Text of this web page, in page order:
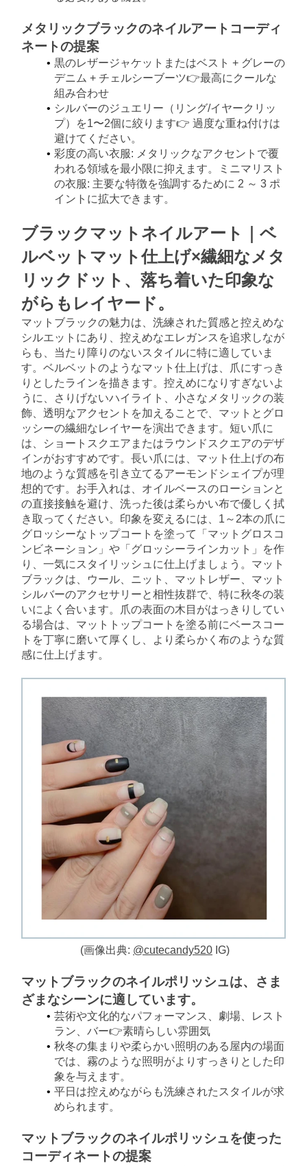
メタリックブラックのネイルアートコーディ
ネートの提案
黒のレザージャケットまたはベスト + グレーの
デニム + チェルシーブーツ👉最高にクールな
組み合わせ
シルバーのジュエリー（リング/イヤークリッ
プ）を1〜2個に絞ります👉 過度な重ね付けは
避けてください。
彩度の高い衣服: メタリックなアクセントで覆
われる領域を最小限に抑えます。ミニマリスト
の衣服: 主要な特徴を強調するために 2 ～ 3 ポ
イントに拡大できます。
ブラックマットネイルアート｜ベ
ルベットマット仕上げ×繊細なメタ
リックドット、落ち着いた印象な
がらもレイヤード。
マットブラックの魅力は、洗練された質感と控えめな
シルエットにあり、控えめなエレガンスを追求しなが
らも、当たり障りのないスタイルに特に適していま
す。ベルベットのようなマット仕上げは、爪にすっき
りとしたラインを描きます。控えめになりすぎないよ
うに、さりげないハイライト、小さなメタリックの装
飾、透明なアクセントを加えることで、マットとグロ
ッシーの繊細なレイヤーを演出できます。短い爪に
は、ショートスクエアまたはラウンドスクエアのデザ
インがおすすめです。長い爪には、マット仕上げの布
地のような質感を引き立てるアーモンドシェイプが理
想的です。お手入れは、オイルベースのローションと
の直接接触を避け、洗った後は柔らかい布で優しく拭
き取ってください。印象を変えるには、1～2本の爪に
グロッシーなトップコートを塗って「マットグロスコ
ンビネーション」や「グロッシーラインカット」を作
り、一気にスタイリッシュに仕上げましょう。マット
ブラックは、ウール、ニット、マットレザー、マット
シルバーのアクセサリーと相性抜群で、特に秋冬の装
いによく合います。爪の表面の木目がはっきりしてい
る場合は、マットトップコートを塗る前にベースコー
トを丁寧に磨いて厚くし、より柔らかく布のような質
感に仕上げます。
(画像出典: @cutecandy520 IG)
マットブラックのネイルポリッシュは、さま
ざまなシーンに適しています。
芸術や文化的なパフォーマンス、劇場、レスト
ラン、バー👉素晴らしい雰囲気
秋冬の集まりや柔らかい照明のある屋内の場面
では、霧のような照明がよりすっきりとした印
象を与えます。
平日は控えめながらも洗練されたスタイルが求
められます。
マットブラックのネイルポリッシュを使った
コーディネートの提案